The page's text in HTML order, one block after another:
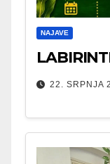
NAJAVE
22. SRPNJA